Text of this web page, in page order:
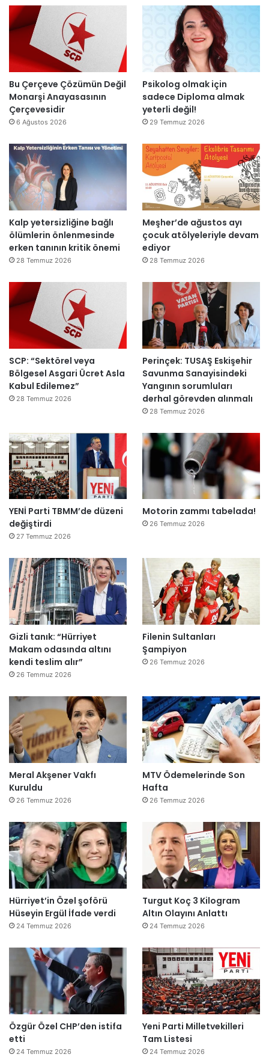
a
r
ı
k
a
l
m
a
y
c
a
k
Bu Çerçeve Çözümün Değil
Monarşi Anayasasının
Çerçevesidir
6 Ağustos 2026
Psikolog olmak için
sadece Diploma almak
yeterli değil!
29 Temmuz 2026
Kalp yetersizliğine bağlı
ölümlerin önlenmesinde
erken tanının kritik önemi
28 Temmuz 2026
Meşher’de ağustos ayı
çocuk atölyeleriyle devam
ediyor
28 Temmuz 2026
SCP: “Sektörel veya
Bölgesel Asgari Ücret Asla
Kabul Edilemez”
28 Temmuz 2026
Perinçek: TUSAŞ Eskişehir
Savunma Sanayisindeki
Yangının sorumluları
derhal görevden alınmalı
28 Temmuz 2026
YENİ Parti TBMM’de düzeni
değiştirdi
27 Temmuz 2026
Motorin zammı tabelada!
26 Temmuz 2026
Gizli tanık: “Hürriyet
Makam odasında altını
kendi teslim alır”
26 Temmuz 2026
Filenin Sultanları
Şampiyon
26 Temmuz 2026
Meral Akşener Vakfı
Kuruldu
26 Temmuz 2026
MTV Ödemelerinde Son
Hafta
26 Temmuz 2026
Hürriyet’in Özel şoförü
Hüseyin Ergül İfade verdi
24 Temmuz 2026
Turgut Koç 3 Kilogram
Altın Olayını Anlattı
24 Temmuz 2026
Özgür Özel CHP’den istifa
etti
24 Temmuz 2026
Yeni Parti Milletvekilleri
Tam Listesi
24 Temmuz 2026